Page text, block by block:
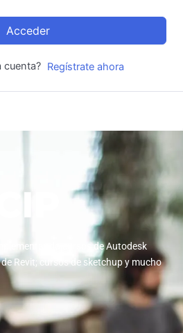
Acceder
cuenta? Regístrate ahora
cursos de Autodesk
Revit; cursos de sketchup y mucho